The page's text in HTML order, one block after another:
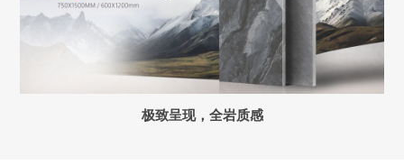
极致呈现，全岩质感